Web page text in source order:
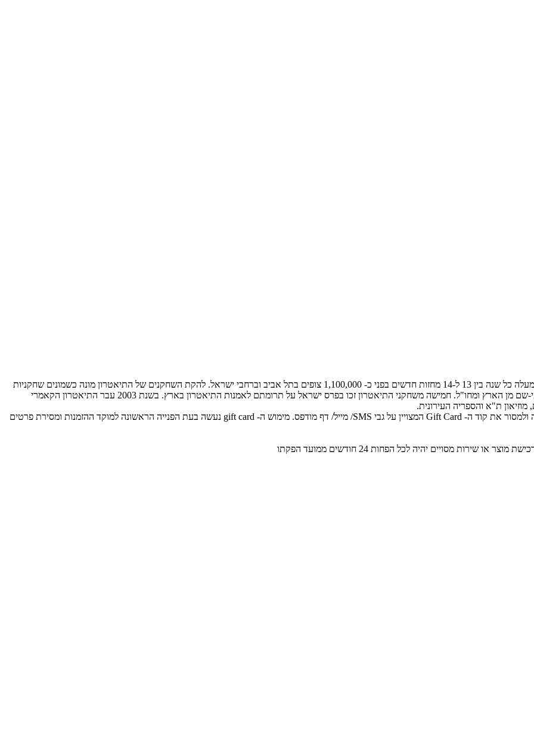
תיאטרון הקאמרי, התיאטרון העירוני של תל-אביב נוסד ב- 1944. הקאמרי מעלה כל שנה בין 13 ל-14 מחזות חדשים בפני כ- 1,100,000 צופים בתל אביב וברחבי ישראל. להקת השחקנים של התיאטרון מונה כשמונים שחקניות
ושחקנים ממיטב אמני הבמה בישראל והצגותיו מבויימות על ידי במאים ידועי-שם מן הארץ ומחו"ל. חמישה משחקני התיאטרון זכו בפרס ישראל על תרומתם לאמנות התיאטרון בארץ. בשנת 2003 עבר התיאטרון הקאמרי
ת"א והספריה העירונית.
למימוש יש להתקשר לתיאטרון הקאמרי בטלפון: 03-6060900, לבצע הזמנה ולמסור את קוד ה- Gift Card המצויין על גבי SMS/ מייל/ דף מודפס. מימוש ה- gift card נעשה בעת הפנייה הראשונה למוקד ההזמנות ומסירת פרטים